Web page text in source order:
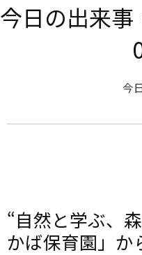
今日の出来
今
“自然と学ぶ、
かば保育園」か